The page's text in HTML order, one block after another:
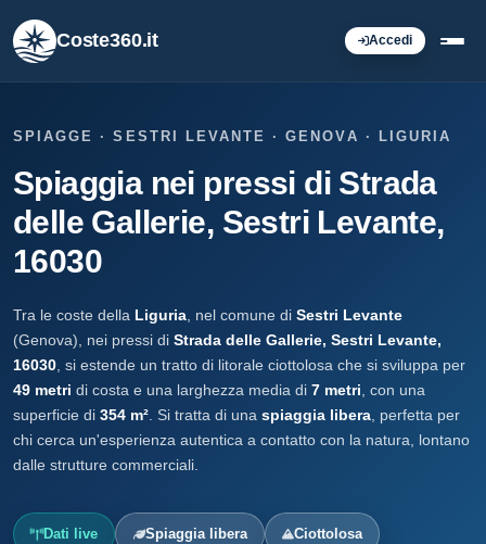
Coste360.it Accedi
SPIAGGE · SESTRI LEVANTE · GENOVA · LIGURIA
Spiaggia nei pressi di Strada
delle Gallerie, Sestri Levante,
16030
Tra le coste della Liguria , nel comune di Sestri Levante
(Genova), nei pressi di Strada delle Gallerie, Sestri Levante,
16030 , si estende un tratto di litorale ciottolosa che si sviluppa per
49 metri di costa e una larghezza media di 7 metri , con una
superficie di 354 m² . Si tratta di una spiaggia libera , perfetta per
chi cerca un'esperienza autentica a contatto con la natura, lontano
dalle strutture commerciali.
Dati live Spiaggia libera Ciottolosa